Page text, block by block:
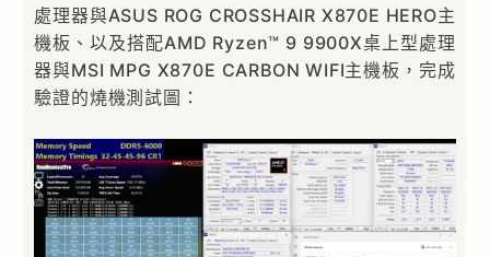
處理器與ASUS ROG CROSSHAIR X870E HERO主
機板、以及搭配AMD Ryzen™ 9 9900X桌上型處理
器與MSI MPG X870E CARBON WIFI主機板，完成
驗證的燒機測試圖：